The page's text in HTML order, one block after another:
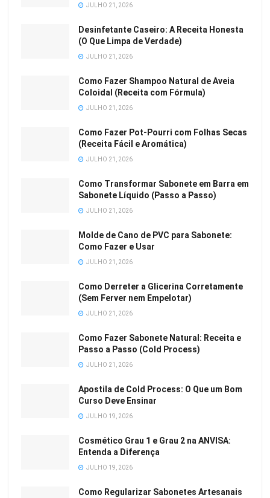
JULHO 21, 2026
Desinfetante Caseiro: A Receita Honesta
(O Que Limpa de Verdade)
JULHO 21, 2026
Como Fazer Shampoo Natural de Aveia
Coloidal (Receita com Fórmula)
JULHO 21, 2026
Como Fazer Pot-Pourri com Folhas Secas
(Receita Fácil e Aromática)
JULHO 21, 2026
Como Transformar Sabonete em Barra em
Sabonete Líquido (Passo a Passo)
JULHO 21, 2026
Molde de Cano de PVC para Sabonete:
Como Fazer e Usar
JULHO 21, 2026
Como Derreter a Glicerina Corretamente
(Sem Ferver nem Empelotar)
JULHO 21, 2026
Como Fazer Sabonete Natural: Receita e
Passo a Passo (Cold Process)
JULHO 21, 2026
Apostila de Cold Process: O Que um Bom
Curso Deve Ensinar
JULHO 19, 2026
Cosmético Grau 1 e Grau 2 na ANVISA:
Entenda a Diferença
JULHO 19, 2026
Como Regularizar Sabonetes Artesanais